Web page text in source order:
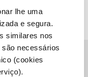
lhe uma
e segura.
similares nos
necessários
(cookies
statement